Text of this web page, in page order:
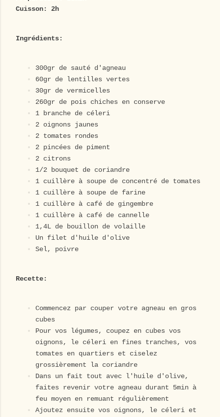
Cuisson: 2h
Ingrédients:
300gr de sauté d'agneau
60gr de lentilles vertes
30gr de vermicelles
260gr de pois chiches en conserve
1 branche de céleri
2 oignons jaunes
2 tomates rondes
2 pincées de piment
2 citrons
1/2 bouquet de coriandre
1 cuillère à soupe de concentré de tomates
1 cuillère à soupe de farine
1 cuillère à café de gingembre
1 cuillère à café de cannelle
1,4L de bouillon de volaille
Un filet d'huile d'olive
Sel, poivre
Recette:
Commencez par couper votre agneau en gros
cubes
Pour vos légumes, coupez en cubes vos
oignons, le céleri en fines tranches, vos
tomates en quartiers et ciselez
grossièrement la coriandre
Dans un fait tout avec l'huile d'olive,
faites revenir votre agneau durant 5min à
feu moyen en remuant régulièrement
Ajoutez ensuite vos oignons, le céleri et